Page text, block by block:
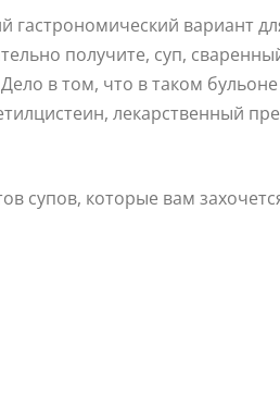
вариант
получите, суп,
в том, что в таком
лекарственный
супов, которые вам